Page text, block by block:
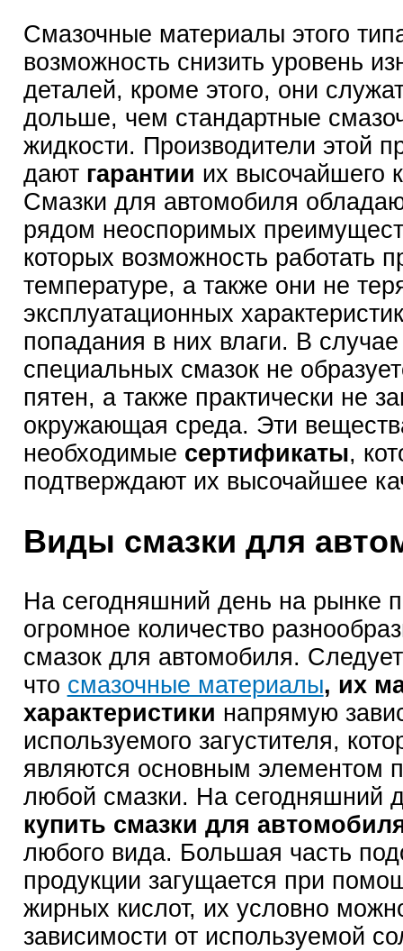
Смазочные материалы этого
возможность снизить уровень
деталей, кроме этого, они
дольше, чем стандартные
жидкости. Производители этой
дают гарантии их высочайшего
Смазки для автомобиля
рядом неоспоримых
которых возможность работать
температуре, а также они не
эксплуатационных
попадания в них влаги. В случае
специальных смазок не
пятен, а также практически не
окружающая среда. Эти
необходимые сертификаты,
подтверждают их высочайшее
Виды смазки для
На сегодняшний день на рынке
огромное количество
смазок для автомобиля.
что смазочные материалы, их
характеристики напрямую
используемого загустителя,
являются основным элементом
любой смазки. На сегодняшний
купить смазки для
любого вида. Большая часть
продукции загущается при
жирных кислот, их условно
зависимости от используемой